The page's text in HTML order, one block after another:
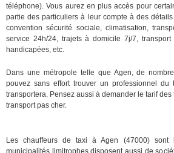
téléphone). Vous aurez en plus accès pour
partie des particuliers à leur compte à des
convention sécurité sociale, climatisation,
service 24h/24, trajets à domicile 7j/7,
handicapées, etc.
Dans une métropole telle que Agen, de
pouvez sans effort trouver un professionnel du
transportera. Pensez aussi à demander le tarif
transport pas cher.
Les chauffeurs de taxi à Agen (47000) sont
municipalités limitrophes disposent aussi de